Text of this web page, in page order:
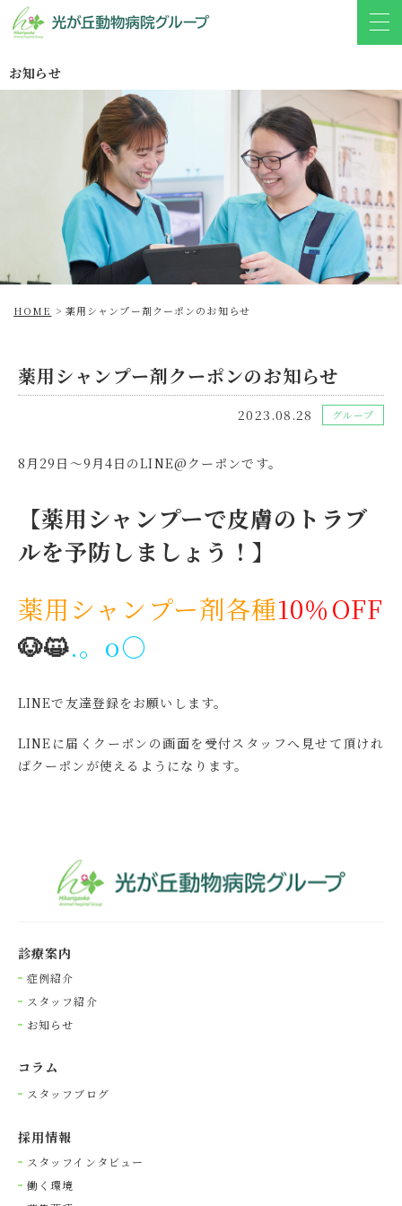
お知らせ
HOME > 薬用シャンプー剤クーポンのお知らせ
薬用シャンプー剤クーポンのお知らせ
2023.08.28 グループ
8月29日～9月4日のLINE@クーポンです。
【薬用シャンプーで皮膚のトラブ
ルを予防しましょう！】
薬用シャンプー剤各種10％OFF
🐶😺.。o○
LINEで友達登録をお願いします。
LINEに届くクーポンの画面を受付スタッフへ見せて頂けれ
ばクーポンが使えるようになります。
診療案内
症例紹介
スタッフ紹介
お知らせ
コラム
スタッフブログ
採⽤情報
スタッフインタビュー
働く環境